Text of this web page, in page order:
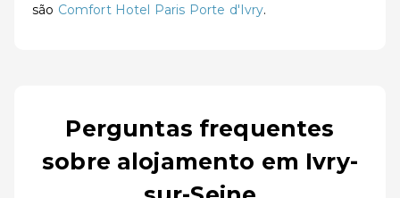
são Comfort Hotel Paris Porte d'Ivry.
Perguntas frequentes
sobre alojamento em Ivry-